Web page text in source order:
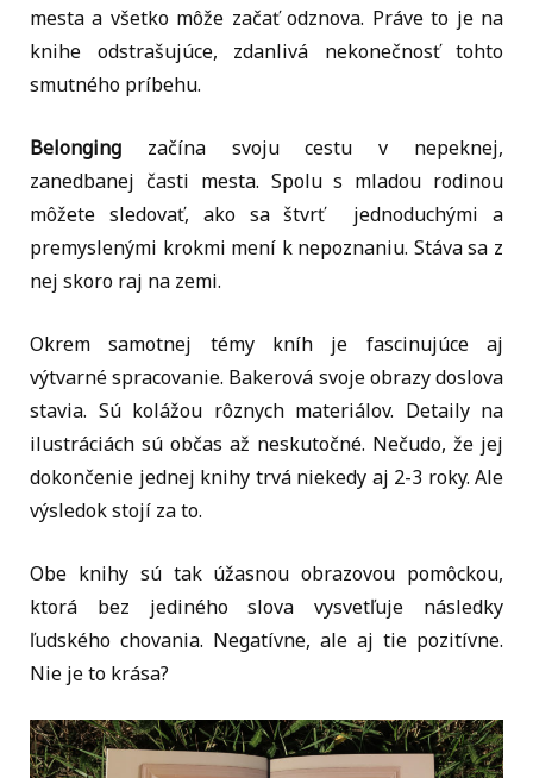
mesta a všetko môže začať odznova. Práve to je na
knihe odstrašujúce, zdanlivá nekonečnosť tohto
smutného príbehu.
Belonging začína svoju cestu v nepeknej,
zanedbanej časti mesta. Spolu s mladou rodinou
môžete sledovať, ako sa štvrť jednoduchými a
premyslenými krokmi mení k nepoznaniu. Stáva sa z
nej skoro raj na zemi.
Okrem samotnej témy kníh je fascinujúce aj
výtvarné spracovanie. Bakerová svoje obrazy doslova
stavia. Sú kolážou rôznych materiálov. Detaily na
ilustráciách sú občas až neskutočné. Nečudo, že jej
dokončenie jednej knihy trvá niekedy aj 2-3 roky. Ale
výsledok stojí za to.
Obe knihy sú tak úžasnou obrazovou pomôckou,
ktorá bez jediného slova vysvetľuje následky
ľudského chovania. Negatívne, ale aj tie pozitívne.
Nie je to krása?